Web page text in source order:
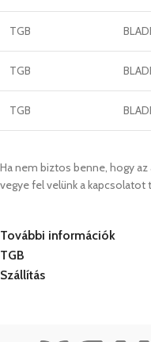
TGB
TGB
TGB
Ha nem biztos benne, hogy
vegye fel velünk a
További információk
TGB
Szállítás